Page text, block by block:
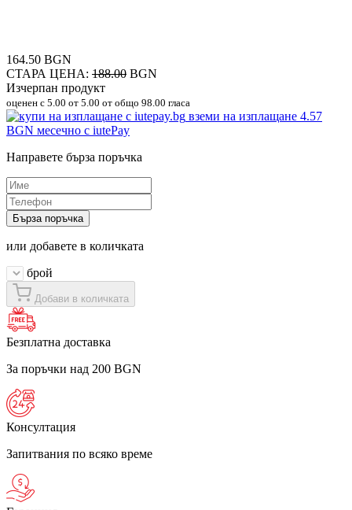
164.50 BGN
СТАРА ЦЕНА: 188.00 BGN
Изчерпан продукт
оценен с 5.00 от 5.00 от общо 98.00 гласа
вземи на изплащане 4.57
BGN месечно с iutePay
Направете бърза поръчка
Бърза поръчка
или добавете в количката
брой
Добави в количката
Безплатна доставка
За поръчки над 200 BGN
Консултация
Запитвания по всяко време